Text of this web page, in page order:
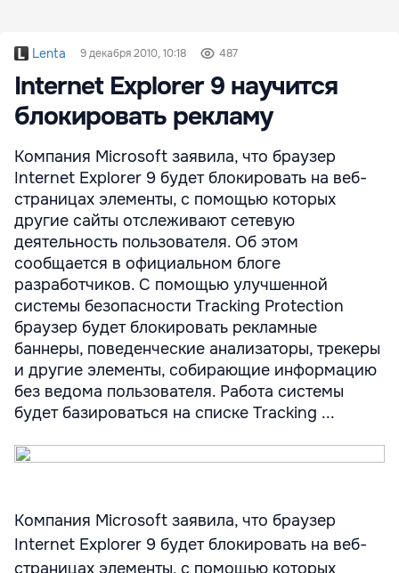
Lenta 9 декабря 2010, 10:18 487
Internet Explorer 9 научится
блокировать рекламу
Компания Microsoft заявила, что браузер
Internet Explorer 9 будет блокировать на веб-
страницах элементы, с помощью которых
другие сайты отслеживают сетевую
деятельность пользователя. Об этом
сообщается в официальном блоге
разработчиков. С помощью улучшенной
системы безопасности Tracking Protection
браузер будет блокировать рекламные
баннеры, поведенческие анализаторы, трекеры
и другие элементы, собирающие информацию
без ведома пользователя. Работа системы
будет базироваться на списке Tracking ...
Компания Microsoft заявила, что браузер
Internet Explorer 9 будет блокировать на веб-
страницах элементы, с помощью которых